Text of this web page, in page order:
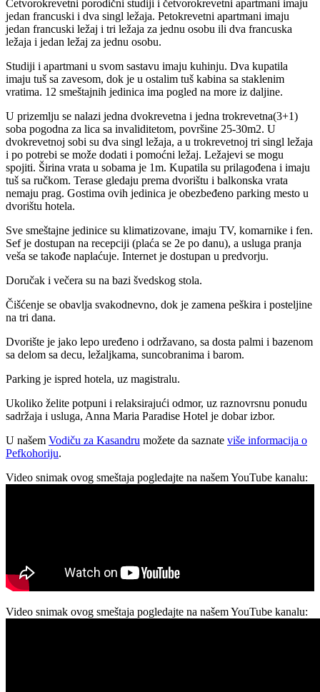
Četvorokrevetni porodični studiji i četvorokrevetni apartmani imaju
jedan francuski i dva singl ležaja. Petokrevetni apartmani imaju
jedan francuski ležaj i tri ležaja za jednu osobu ili dva francuska
ležaja i jedan ležaj za jednu osobu.
Studiji i apartmani u svom sastavu imaju kuhinju. Dva kupatila
imaju tuš sa zavesom, dok je u ostalim tuš kabina sa staklenim
vratima. 12 smeštajnih jedinica ima pogled na more iz daljine.
U prizemlju se nalazi jedna dvokrevetna i jedna trokrevetna(3+1)
soba pogodna za lica sa invaliditetom, površine 25-30m2. U
dvokrevetnoj sobi su dva singl ležaja, a u trokrevetnoj tri singl ležaja
i po potrebi se može dodati i pomoćni ležaj. Ležajevi se mogu
spojiti. Širina vrata u sobama je 1m. Kupatila su prilagođena i imaju
tuš sa ručkom. Terase gledaju prema dvorištu i balkonska vrata
nemaju prag. Gostima ovih jedinica je obezbeđeno parking mesto u
dvorištu hotela.
Sve smeštajne jedinice su klimatizovane, imaju TV, komarnike i fen.
Sef je dostupan na recepciji (plaća se 2e po danu), a usluga pranja
veša se takođe naplaćuje. Internet je dostupan u predvorju.
Doručak i večera su na bazi švedskog stola.
Čišćenje se obavlja svakodnevno, dok je zamena peškira i posteljine
na tri dana.
Dvorište je jako lepo uređeno i održavano, sa dosta palmi i bazenom
sa delom sa decu, ležaljkama, suncobranima i barom.
Parking je ispred hotela, uz magistralu.
Ukoliko želite potpuni i relaksirajući odmor, uz raznovrsnu ponudu
sadržaja i usluga, Anna Maria Paradise Hotel je dobar izbor.
U našem Vodiču za Kasandru možete da saznate više informacija o
Pefkohoriju.
Video snimak ovog smeštaja pogledajte na našem YouTube kanalu:
Video snimak ovog smeštaja pogledajte na našem YouTube kanalu: